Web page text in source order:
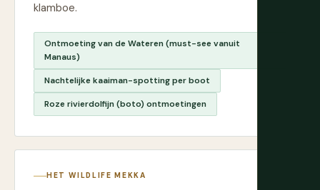
klamboe.
Ontmoeting van de Wateren (must-see vanuit
Manaus)
Nachtelijke kaaiman-spotting per boot
Roze rivierdolfijn (boto) ontmoetingen
HET WILDLIFE MEKKA